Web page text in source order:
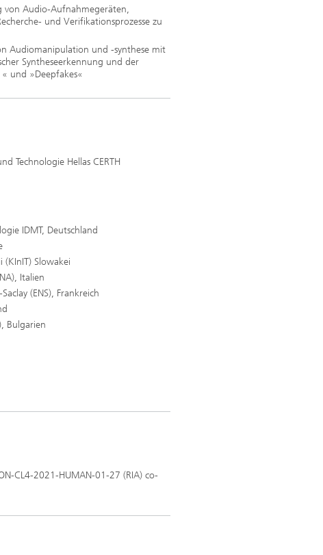
von Audio-Aufnahmegeräten,
und Verifikationsprozesse zu
Audiomanipulation und -synthese mit
Syntheseerkennung und der
und »Deepfakes«
Technologie Hellas CERTH
IDMT, Deutschland
Slowakei
Italien
(ENS), Frankreich
Bulgarien
CL4-2021-HUMAN-01-27 (RIA) co-